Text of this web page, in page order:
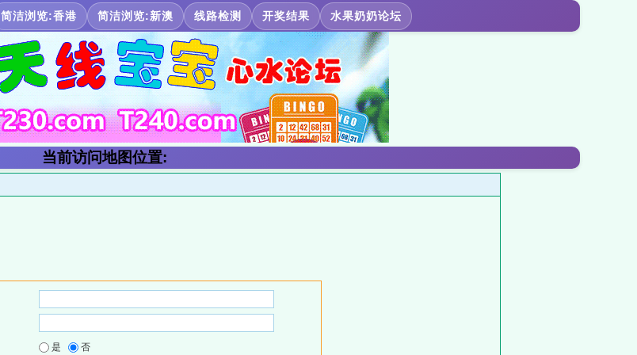
简洁浏览:香港 简洁浏览:新澳 线路检测 开奖结果 水果奶奶论坛
当前访问地图位置:
是 否